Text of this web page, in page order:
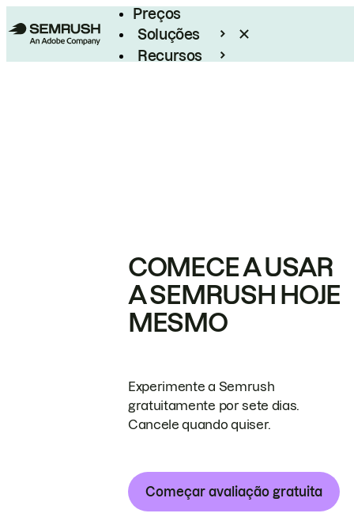
Preços
Soluções
Recursos
COMECE A USAR
A SEMRUSH HOJE
MESMO
Experimente a Semrush
gratuitamente por sete dias.
Cancele quando quiser.
Começar avaliação gratuita